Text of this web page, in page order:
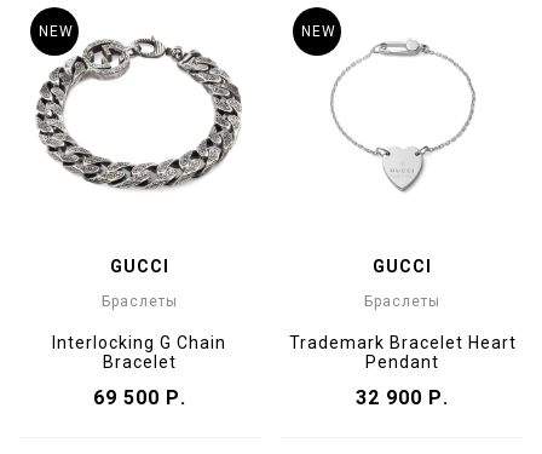
GUCCI
Браслеты
Interlocking G Chain
Bracelet
69 500 Р.
NEW
GUCCI
Браслеты
Trademark Bracelet Heart
Pendant
32 900 Р.
NEW